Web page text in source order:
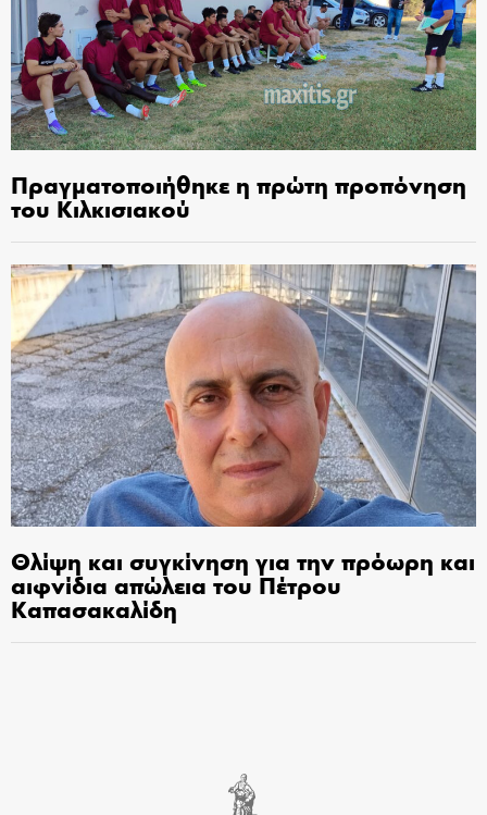
Πραγματοποιήθηκε η πρώτη προπόνηση
του Κιλκισιακού
Θλίψη και συγκίνηση για την πρόωρη και
αιφνίδια απώλεια του Πέτρου
Καπασακαλίδη